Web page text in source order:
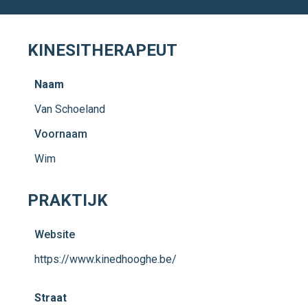
KINESITHERAPEUT
Naam
Van Schoeland
Voornaam
Wim
PRAKTIJK
Website
https://www.kinedhooghe.be/
Straat